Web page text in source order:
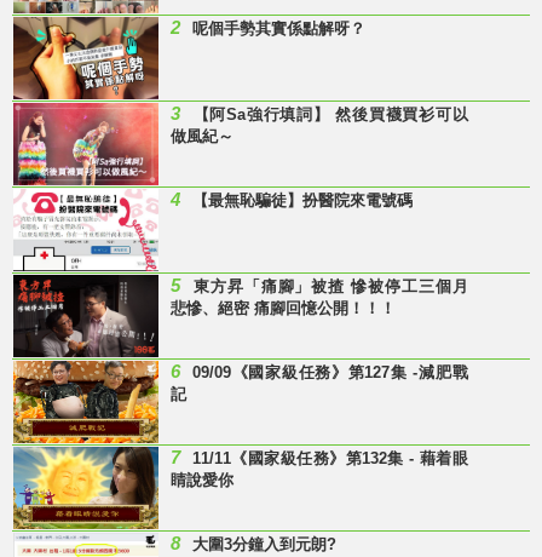
2 呢個手勢其實係點解呀？
3
【阿Sa強行填詞】 然後買襪買衫可以
做風紀～
4 【最無恥騙徒】扮醫院來電號碼
5
東方昇「痛腳」被揸 慘被停工三個月
悲慘、絕密 痛腳回憶公開！！！
6
09/09《國家級任務》第127集 -減肥戰
記
7
11/11《國家級任務》第132集 - 藉着眼
睛說愛你
8 大圍3分鐘入到元朗?